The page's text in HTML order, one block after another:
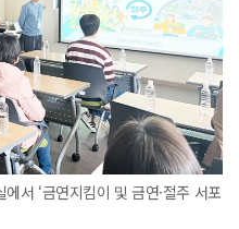
서 ‘금연지킴이 및 금연·절주 서포